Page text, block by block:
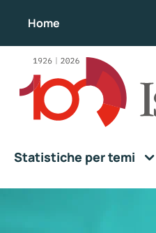
Home
Statistiche per temi